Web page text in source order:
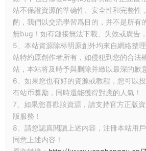
站不保證資源的準确性、安全性和完整性
酌，我們以交流學習爲目的，并不是所有
無bug！如有鏈接無法下載、失效或廣告
5、本站資源除标明原創外均來自網絡整
站特約原創作者所有，如侵犯到您的合法
站，本站将及時予與删除并緻以最深的歉
6、如果您也有好的資源或教程，您可以
有站币獎勵，同時還能獲得對應的人氣！
7、如果您喜歡該資源，請支持官方正版
版服務！
8、請您認真閱讀上述内容，注冊本站用
同意上述内容！